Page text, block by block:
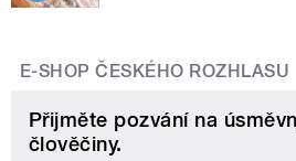
E-SHOP ČESKÉHO ROZHLASU
Přijměte pozvání na
člověčiny.